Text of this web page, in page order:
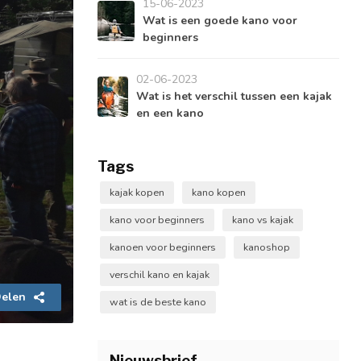
15-06-2023
Wat is een goede kano voor
beginners
02-06-2023
Wat is het verschil tussen een kajak
en een kano
Tags
kajak kopen
kano kopen
kano voor beginners
kano vs kajak
kanoen voor beginners
kanoshop
verschil kano en kajak
wat is de beste kano